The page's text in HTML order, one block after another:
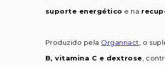
suporte energético e na
Produzido pela Organnact , o
B, vitamina C e dextrose ,